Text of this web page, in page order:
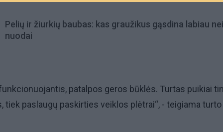
Pelių ir žiurkių baubas: kas graužikus gąsdina labiau nei
nuodai
patalpos geros būklės. Turtas puikiai
tiek paslaugų paskirties veiklos plėtrai“, - teigiama turto